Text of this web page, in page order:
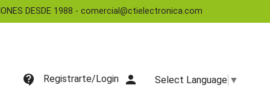
DESDE 1988 - comercial@ctielectronica.com
contact_support Registrarte/Login person Select Language ▼